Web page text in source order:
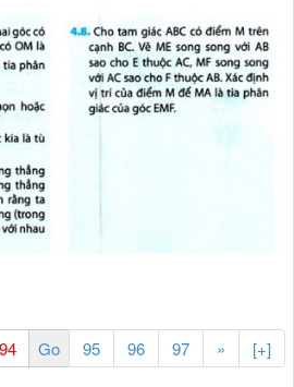
95 96 97 » [+]